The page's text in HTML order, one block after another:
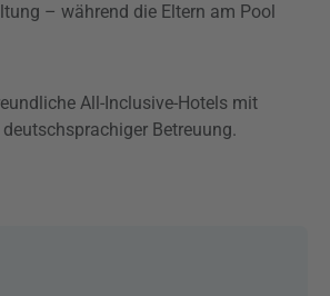
– während die Eltern am Pool
All-Inclusive-Hotels mit
Betreuung.